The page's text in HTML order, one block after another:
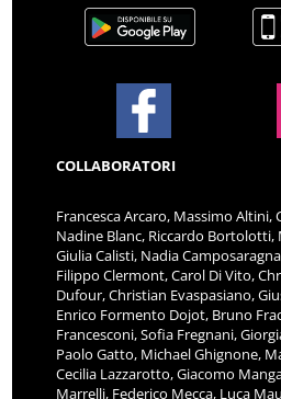
COLLABORATORI
Francesca Arcaro, Massimo Altini,
Nadine Blanc, Riccardo Bortolotti,
Giulia Calisti, Nadia
Filippo Clermont, Carol Di Vito,
Dufour, Christian Evaspasiano,
Enrico Formento Dojot, Bruno
Francesconi, Sofia Fregnani,
Paolo Gatto, Michael Ghignone,
Cecilia Lazzarotto, Giacomo
Marrelli, Federico Mecca, Luca